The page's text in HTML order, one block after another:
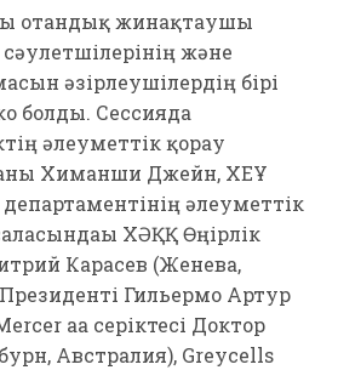
отандық жинақтаушы
және
әзірлеушілердің бірі
болды. Сессияда
әлеуметтік қорғау
Химанши Джейн, ХЕҰ
департаментінің әлеуметтік
ХӘҚҚ Өңірлік
Карасев (Женева,
Гильермо Артур
аға серіктесі Доктор
Австралия), Greycells